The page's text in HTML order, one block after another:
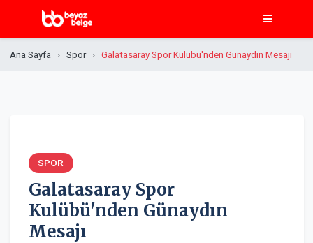
Ana Sayfa Spor Galatasaray Spor Kulübü'nden Günaydın Mesajı
SPOR
Galatasaray Spor
Kulübü'nden Günaydın
Mesajı